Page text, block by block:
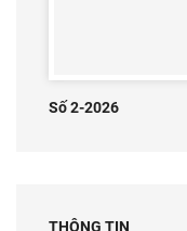
Số 2-2026
THÔNG TIN